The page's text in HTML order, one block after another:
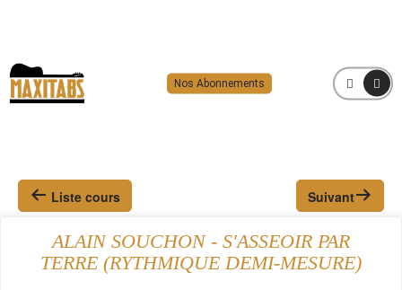
Nos Abonnements MENU
Liste cours Suivant
ALAIN SOUCHON - S'ASSEOIR PAR
TERRE (RYTHMIQUE DEMI-MESURE)